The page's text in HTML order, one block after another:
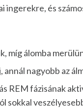
ingerekre, és
míg álomba
annál nagyobb az
REM fázisának
sokkal